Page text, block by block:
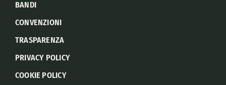
BANDI
CONVENZIONI
TRASPARENZA
PRIVACY POLICY
COOKIE POLICY